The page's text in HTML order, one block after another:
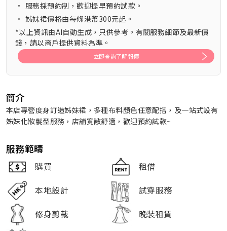
• 服務採預約制，歡迎提早預約試款。
• 姊妹裙價格由每條港幣300元起。
*以上資訊由AI自動生成，只供參考。有關服務細節及最新價
錢，請以商戶提供資料為準。
立即查詢了解報價
簡介
本店專營度身訂造姊妹裙，多種布料顏色任意配搭，及一站式設有
姊妹化妝髮型服務，店舖寬敞舒適，歡迎預約試款~
服務範疇
購買
租借
本地設計
試穿服務
修身剪裁
晚裝租賃